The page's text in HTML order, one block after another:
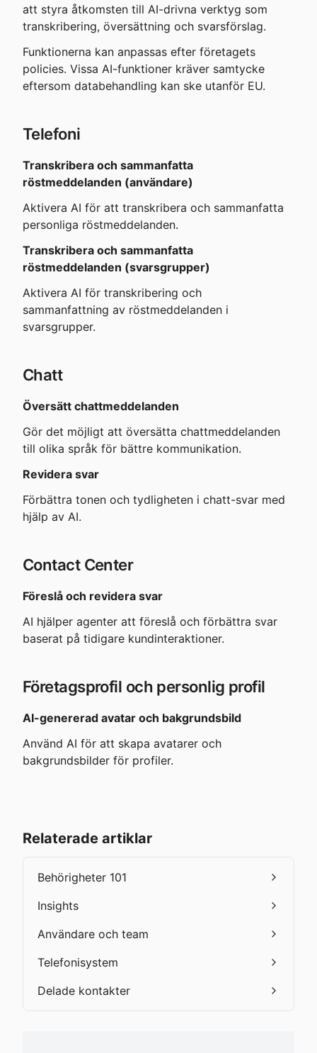
att styra åtkomsten till AI-drivna verktyg som
transkribering, översättning och svarsförslag.
Funktionerna kan anpassas efter företagets
policies. Vissa AI-funktioner kräver samtycke
eftersom databehandling kan ske utanför EU.
Telefoni
Transkribera och sammanfatta
röstmeddelanden (användare)
Aktivera AI för att transkribera och sammanfatta
personliga röstmeddelanden.
Transkribera och sammanfatta
röstmeddelanden (svarsgrupper)
Aktivera AI för transkribering och
sammanfattning av röstmeddelanden i
svarsgrupper.
Chatt
Översätt chattmeddelanden
Gör det möjligt att översätta chattmeddelanden
till olika språk för bättre kommunikation.
Revidera svar
Förbättra tonen och tydligheten i chatt-svar med
hjälp av AI.
Contact Center
Föreslå och revidera svar
AI hjälper agenter att föreslå och förbättra svar
baserat på tidigare kundinteraktioner.
Företagsprofil och personlig profil
AI-genererad avatar och bakgrundsbild
Använd AI för att skapa avatarer och
bakgrundsbilder för profiler.
Relaterade artiklar
Behörigheter 101
Insights
Användare och team
Telefonisystem
Delade kontakter